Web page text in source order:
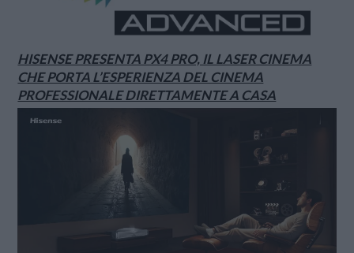
HISENSE PRESENTA PX4 PRO, IL LASER CINEMA
CHE PORTA L’ESPERIENZA DEL CINEMA
PROFESSIONALE DIRETTAMENTE A CASA